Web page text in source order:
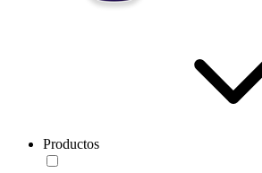
Productos